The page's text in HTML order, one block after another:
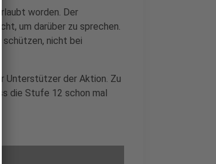
worden. Der
um darüber zu sprechen.
schützen, nicht bei
Unterstützer der Aktion. Zu
die Stufe 12 schon mal